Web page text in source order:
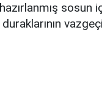
sosun